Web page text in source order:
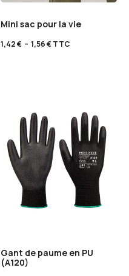
Mini sac pour la vie
1,42€ – 1,56€TTC
Gant de paume en PU
(A120)